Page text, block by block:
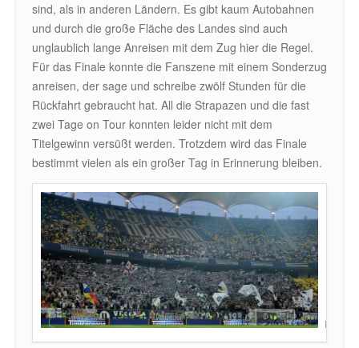
sind, als in anderen Ländern. Es gibt kaum Autobahnen
und durch die große Fläche des Landes sind auch
unglaublich lange Anreisen mit dem Zug hier die Regel.
Für das Finale konnte die Fanszene mit einem Sonderzug
anreisen, der sage und schreibe zwölf Stunden für die
Rückfahrt gebraucht hat. All die Strapazen und die fast
zwei Tage on Tour konnten leider nicht mit dem
Titelgewinn versüßt werden. Trotzdem wird das Finale
bestimmt vielen als ein großer Tag in Erinnerung bleiben.